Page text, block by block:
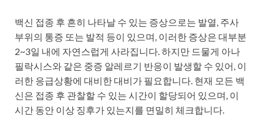
백신 접종 후 흔히 나타날 수 있는 증상으로는 발열, 주사
부위의 통증 또는 발적 등이 있으며, 이러한 증상은 대부분
2~3일 내에 자연스럽게 사라집니다. 하지만 드물게 아나
필락시스와 같은 중증 알레르기 반응이 발생할 수 있어, 이
러한 응급상황에 대비한 대비가 필요합니다. 현재 모든 백
신은 접종 후 관찰할 수 있는 시간이 할당되어 있으며, 이
시간 동안 이상 징후가 있는지를 면밀히 체크합니다.